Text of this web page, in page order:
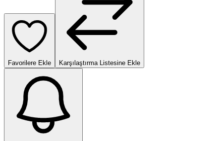
Favorilere Ekle Karşılaştırma Listesine Ekle